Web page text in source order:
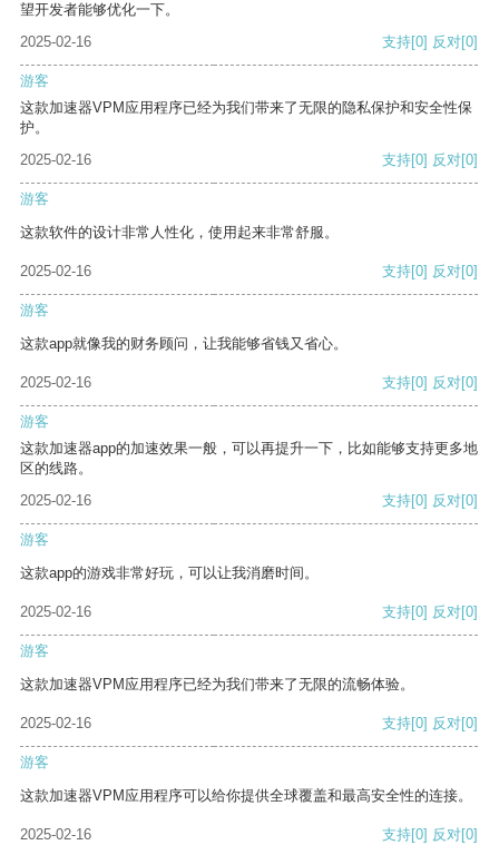
望开发者能够优化一下。
2025-02-16
支持[0] 反对[0]
游客
这款加速器VPM应用程序已经为我们带来了无限的隐私保护和安全性保
护。
2025-02-16
支持[0] 反对[0]
游客
这款软件的设计非常人性化，使用起来非常舒服。
2025-02-16 支持[0] 反对[0]
游客
这款app就像我的财务顾问，让我能够省钱又省心。
2025-02-16 支持[0] 反对[0]
游客
这款加速器app的加速效果一般，可以再提升一下，比如能够支持更多地
区的线路。
2025-02-16
支持[0] 反对[0]
游客
这款app的游戏非常好玩，可以让我消磨时间。
2025-02-16 支持[0] 反对[0]
游客
这款加速器VPM应用程序已经为我们带来了无限的流畅体验。
2025-02-16 支持[0] 反对[0]
游客
这款加速器VPM应用程序可以给你提供全球覆盖和最高安全性的连接。
2025-02-16 支持[0] 反对[0]